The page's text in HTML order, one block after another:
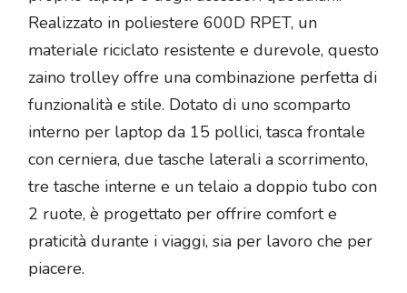
Realizzato in poliestere 600D RPET, un
materiale riciclato resistente e durevole, questo
zaino trolley offre una combinazione perfetta di
funzionalità e stile. Dotato di uno scomparto
interno per laptop da 15 pollici, tasca frontale
con cerniera, due tasche laterali a scorrimento,
tre tasche interne e un telaio a doppio tubo con
2 ruote, è progettato per offrire comfort e
praticità durante i viaggi, sia per lavoro che per
piacere.